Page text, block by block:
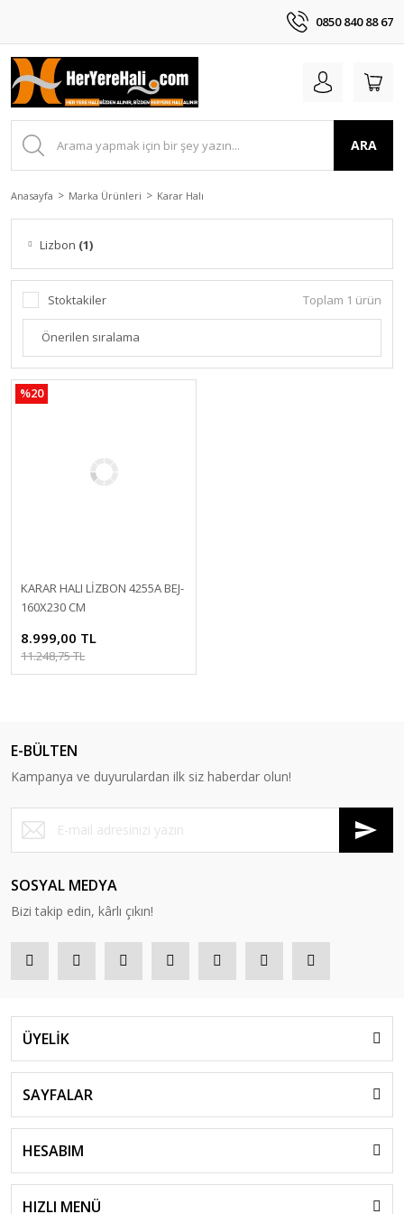
0850 840 88 67
ARA
Anasayfa Marka Ürünleri Karar Halı
Lizbon (1)
Stoktakiler Toplam 1 ürün
%20
KARAR HALI LİZBON 4255A BEJ-
160X230 CM
8.999,00 TL
11.248,75 TL
E-BÜLTEN
Kampanya ve duyurulardan ilk siz haberdar olun!
SOSYAL MEDYA
Bizi takip edin, kârlı çıkın!
ÜYELİK
SAYFALAR
HESABIM
HIZLI MENÜ